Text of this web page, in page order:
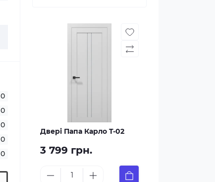
0
0
0
0
0
Двері Папа Карло T-02
3 799 грн.